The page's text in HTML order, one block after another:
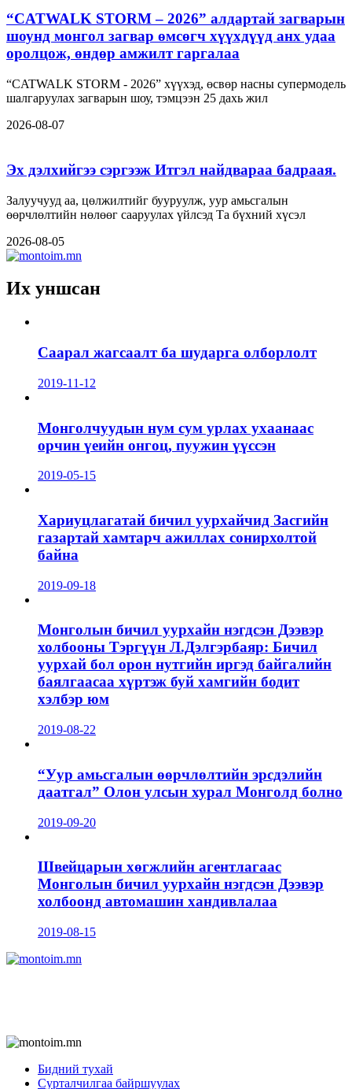
“CATWALK STORM – 2026” алдартай загварын
шоунд монгол загвар өмсөгч хүүхдүүд анх удаа
оролцож, өндөр амжилт гаргалаа
“CATWALK STORM - 2026” хүүхэд, өсвөр насны супермодель
шалгаруулах загварын шоу, тэмцээн 25 дахь жил
2026-08-07
Эх дэлхийгээ сэргээж Итгэл найдвараа бадраая.
Залуучууд аа, цөлжилтийг бууруулж, уур амьсгалын
өөрчлөлтийн нөлөөг сааруулах үйлсэд Та бүхний хүсэл
2026-08-05
Их уншсан
Саарал жагсаалт ба шударга олборлолт
2019-11-12
Монголчуудын нум сум урлах ухаанаас
орчин үеийн онгоц, пуужин үүссэн
2019-05-15
Хариуцлагатай бичил уурхайчид Засгийн
газартай хамтарч ажиллах сонирхолтой
байна
2019-09-18
Монголын бичил уурхайн нэгдсэн Дээвэр
холбооны Тэргүүн Л.Дэлгэрбаяр: Бичил
уурхай бол орон нутгийн иргэд байгалийн
баялгаасаа хүртэж буй хамгийн бодит
хэлбэр юм
2019-08-22
“Уур амьсгалын өөрчлөлтийн эрсдэлийн
даатгал” Олон улсын хурал Монголд болно
2019-09-20
Швейцарын хөгжлийн агентлагаас
Монголын бичил уурхайн нэгдсэн Дээвэр
холбоонд автомашин хандивлалаа
2019-08-15
Бидний тухай
Сурталчилгаа байршуулах